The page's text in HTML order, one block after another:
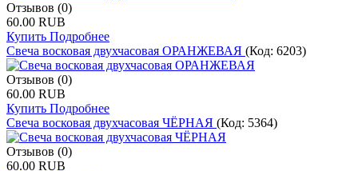
Отзывов (0)
60.00 RUB
Купить Подробнее
Свеча восковая двухчасовая ОРАНЖЕВАЯ (Код: 6203)
Отзывов (0)
60.00 RUB
Купить Подробнее
Свеча восковая двухчасовая ЧЁРНАЯ (Код: 5364)
Отзывов (0)
60.00 RUB